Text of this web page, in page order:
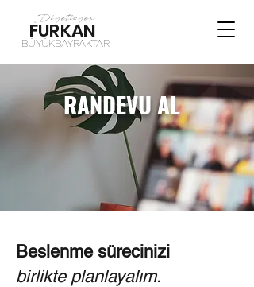
Diyetisyen
FURKAN
BÜYÜKBAYRAKTAR
RANDEVU AL
Beslenme sürecinizi
birlikte planlayalım.